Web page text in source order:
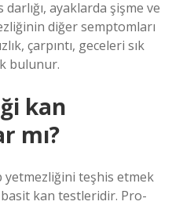
ayaklarda şişme ve
diğer semptomları
çarpıntı, geceleri sık
bulunur.
kan
mı?
yetmezliğini teşhis etmek
kan testleridir. Pro-